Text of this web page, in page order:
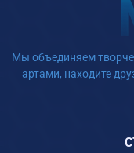
Мы объединяем
артами, находите